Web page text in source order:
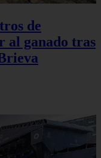
de
al ganado tras